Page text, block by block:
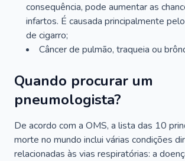
consequência, pode aumentar as
infartos. É causada principalmente
de cigarro;
Câncer de pulmão, traqueia ou
Quando procurar um
pneumologista?
De acordo com a OMS, a lista das 10
morte no mundo inclui várias condições
relacionadas às vias respiratórias: a